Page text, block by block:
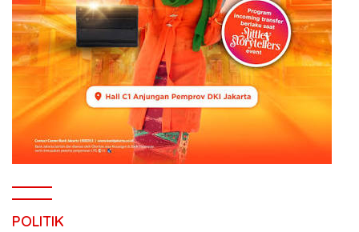
POLITIK